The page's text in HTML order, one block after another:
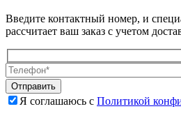
Введите контактный номер, и
рассчитает ваш заказ с учетом
Я соглашаюсь с Политикой